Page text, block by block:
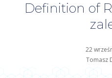
Definition of
22
Tomasz